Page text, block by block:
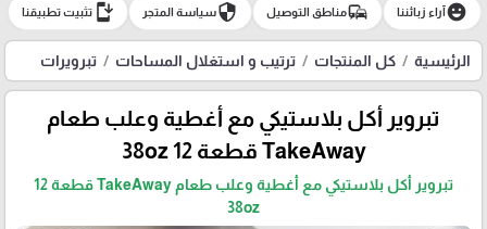
emoji_emotionsآراء زبائننا commuteمناطق التوصيل securityسياسة المتجر install_mobile تثبيت تطبيقنا
الرئيسية كل المنتجات ترتيب و استغلال المساحات تبرويرات
تبروير أكل بلاستيكي مع أغطية وعلب طعام
TakeAway قطعة 12 38oz
تبروير أكل بلاستيكي مع أغطية وعلب طعام TakeAway قطعة 12
38oz